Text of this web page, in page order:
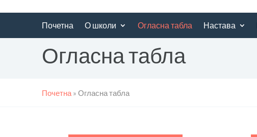
Почетна О школи Огласна табла Настава
Огласна табла
Почетна » Огласна табла